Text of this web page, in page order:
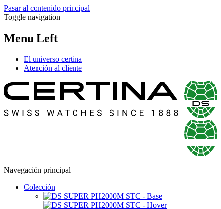
Pasar al contenido principal
Toggle navigation
Menu Left
El universo certina
Atención al cliente
Navegación principal
Colección